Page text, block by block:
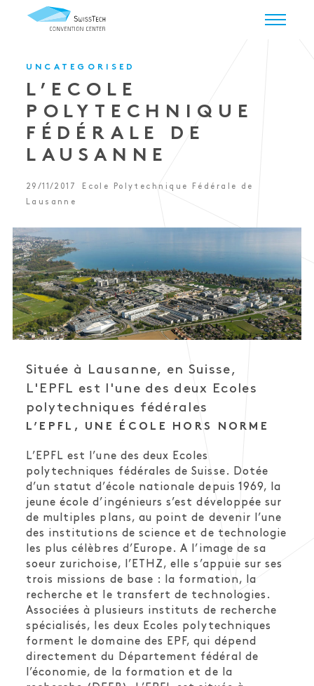
UNCATEGORISED
L’ECOLE
POLYTECHNIQUE
FÉDÉRALE DE
LAUSANNE
29/11/2017
Ecole Polytechnique Fédérale de
Lausanne
Située à Lausanne, en Suisse,
L'EPFL est l'une des deux Ecoles
polytechniques fédérales
L’EPFL, UNE ÉCOLE HORS NORME
L’EPFL est l’une des deux Ecoles
polytechniques fédérales de Suisse. Dotée
d’un statut d’école nationale depuis 1969, la
jeune école d’ingénieurs s’est développée sur
de multiples plans, au point de devenir l’une
des institutions de science et de technologie
les plus célèbres d’Europe. A l’image de sa
soeur zurichoise, l’ETHZ, elle s’appuie sur ses
trois missions de base : la formation, la
recherche et le transfert de technologies.
Associées à plusieurs instituts de recherche
spécialisés, les deux Ecoles polytechniques
forment le domaine des EPF, qui dépend
directement du Département fédéral de
l’économie, de la formation et de la